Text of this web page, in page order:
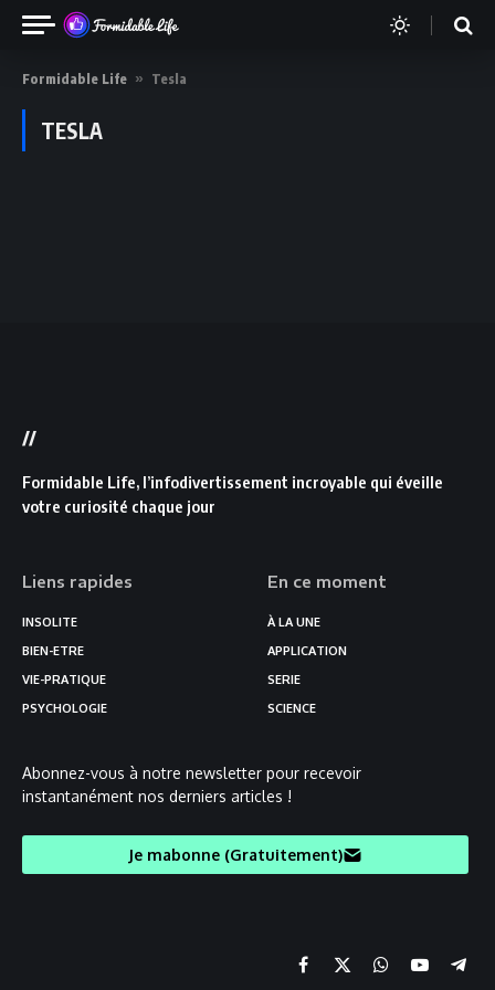
Formidable Life » Tesla
TESLA
//
Formidable Life, l’infodivertissement incroyable qui éveille
votre curiosité chaque jour
Liens rapides
INSOLITE
BIEN-ETRE
VIE-PRATIQUE
PSYCHOLOGIE
En ce moment
À LA UNE
APPLICATION
SERIE
SCIENCE
Abonnez-vous à notre newsletter pour recevoir
instantanément nos derniers articles !
Je mabonne (Gratuitement)
Facebook
X
ChaineYouTube